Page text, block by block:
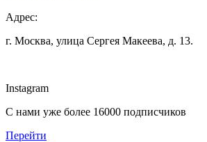
Адрес:
г. Москва, улица Сергея Макеева, д. 13.
Instagram
С нами уже более 16000 подписчиков
Перейти